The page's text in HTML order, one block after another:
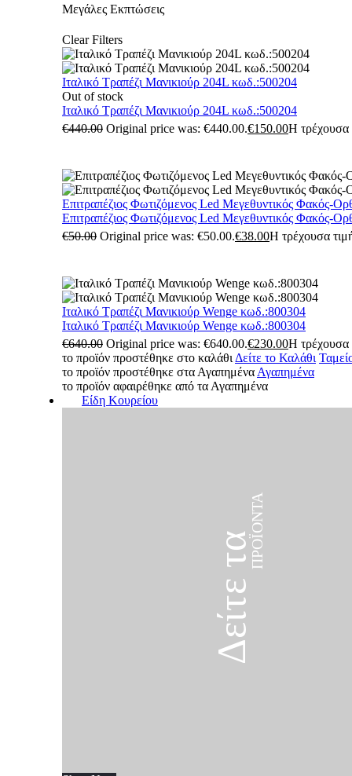
Μεγάλες Εκπτώσεις
Clear Filters
Ιταλικό Τραπέζι Μανικιούρ 204L κωδ.:500204
Out of stock
Ιταλικό Τραπέζι Μανικιούρ 204L κωδ.:500204
€440.00 Original price was: €440.00.€150.00Η τρέχουσα
Επιτραπέζιος Φωτιζόμενος Led Μεγεθυντικός Φακός-
Επιτραπέζιος Φωτιζόμενος Led Μεγεθυντικός Φακός-
€50.00 Original price was: €50.00.€38.00Η τρέχουσα
Ιταλικό Τραπέζι Μανικιούρ Wenge κωδ.:800304
Ιταλικό Τραπέζι Μανικιούρ Wenge κωδ.:800304
€640.00 Original price was: €640.00.€230.00Η τρέχουσα
το προϊόν προστέθηκε στο καλάθι Δείτε το Καλάθι
το προϊόν προστέθηκε στα Αγαπημένα Αγαπημένα
το προϊόν αφαιρέθηκε από τα Αγαπημένα
Είδη Κουρείου
Δείτε ταΠΡΟΪΌΝΤΑ